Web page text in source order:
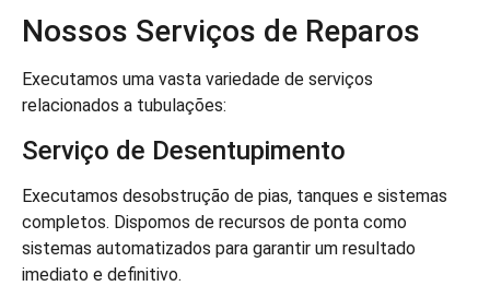
Nossos Serviços de Reparos
Executamos uma vasta variedade de serviços
relacionados a tubulações:
Serviço de Desentupimento
Executamos desobstrução de pias, tanques e sistemas
completos. Dispomos de recursos de ponta como
sistemas automatizados para garantir um resultado
imediato e definitivo.